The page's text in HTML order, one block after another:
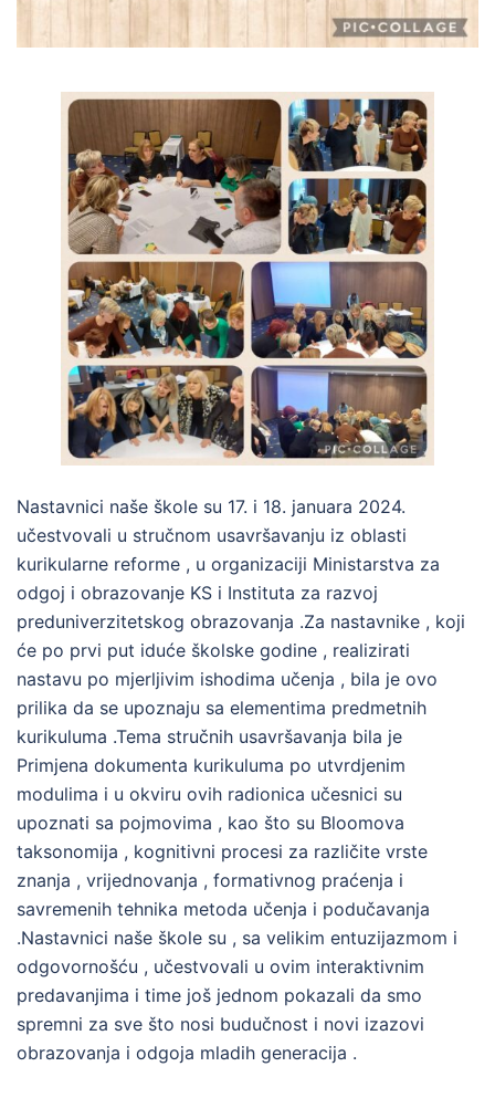
Nastavnici naše škole su 17. i 18. januara 2024.
učestvovali u stručnom usavršavanju iz oblasti
kurikularne reforme , u organizaciji Ministarstva za
odgoj i obrazovanje KS i Instituta za razvoj
preduniverzitetskog obrazovanja .Za nastavnike , koji
će po prvi put iduće školske godine , realizirati
nastavu po mjerljivim ishodima učenja , bila je ovo
prilika da se upoznaju sa elementima predmetnih
kurikuluma .Tema stručnih usavršavanja bila je
Primjena dokumenta kurikuluma po utvrdjenim
modulima i u okviru ovih radionica učesnici su
upoznati sa pojmovima , kao što su Bloomova
taksonomija , kognitivni procesi za različite vrste
znanja , vrijednovanja , formativnog praćenja i
savremenih tehnika metoda učenja i podučavanja
.Nastavnici naše škole su , sa velikim entuzijazmom i
odgovornošću , učestvovali u ovim interaktivnim
predavanjima i time još jednom pokazali da smo
spremni za sve što nosi budučnost i novi izazovi
obrazovanja i odgoja mladih generacija .